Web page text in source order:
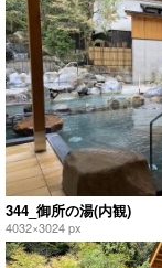
344_御所の湯(内観)
4032×3024 px